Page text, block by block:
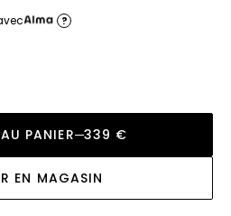
?
PANIER 339 €
EN MAGASIN